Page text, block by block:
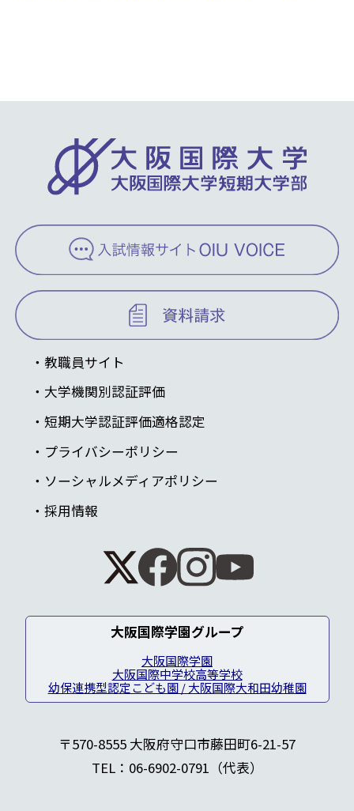
教職員サイト
大学機関別認証評価
短期大学認証評価適格認定
プライバシーポリシー
ソーシャルメディアポリシー
採用情報
大阪国際学園グループ
大阪国際学園
大阪国際中学校高等学校
幼保連携型認定こども園 / 大阪国際大和田幼稚園
〒570-8555 大阪府守口市藤田町6-21-57
TEL：06-6902-0791（代表）